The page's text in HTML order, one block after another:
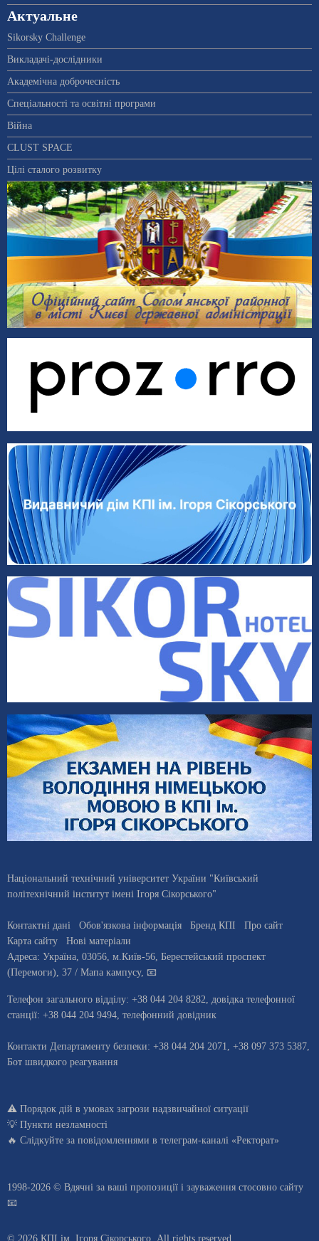
Актуальне
Sikorsky Challenge
Викладачі-дослідники
Академічна доброчесність
Спеціальності та освітні програми
Війна
CLUST SPACE
Цілі сталого розвитку
Національний технічний університет України "Київський
політехнічний інститут імені Ігоря Сікорського"
Контактні дані Обов'язкова інформація Бренд КПІ
Про сайт
Карта сайту
Нові матеріали
Адреса: Україна 03056 , м. Київ-56, Берестейський проспект
(Перемоги), 37 / Мапа кампусу, 📧
Телефон загального відділу: +38 044 204 8282, довiдка телефонної
станцiї: +38 044 204 9494, телефонний довідник
Контакти Департаменту безпеки: +38 044 204 2071, +38 097 373 5387,
Бот швидкого реагування
⚠️ Порядок дій в умовах загрози надзвичайної ситуації
💡 Пункти незламності
🔥 Слідкуйте за повідомленнями в телеграм-каналі «Ректорат»
1998-2026 © Вдячні за ваші пропозиції і зауваження стосовно сайту
📧
© 2026 КПІ ім. Ігоря Сікорського, All rights reserved.